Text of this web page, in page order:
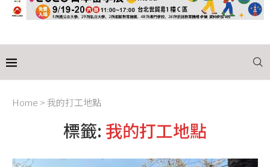
Home > 我的打工地點
標籤: 我的打工地點